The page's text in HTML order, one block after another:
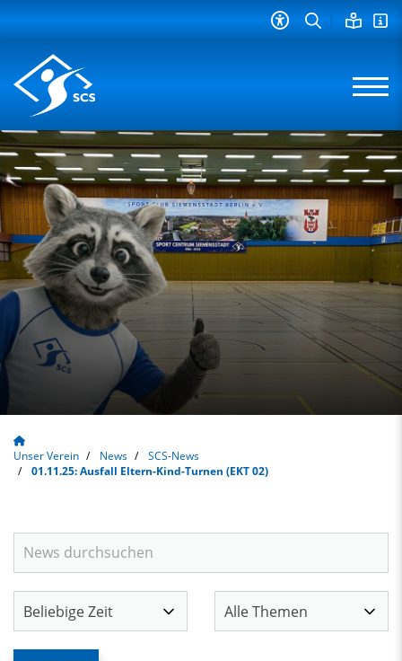
Unser Verein News
SCS-News
01.11.25: Ausfall Eltern-Kind-Turnen (EKT 02)